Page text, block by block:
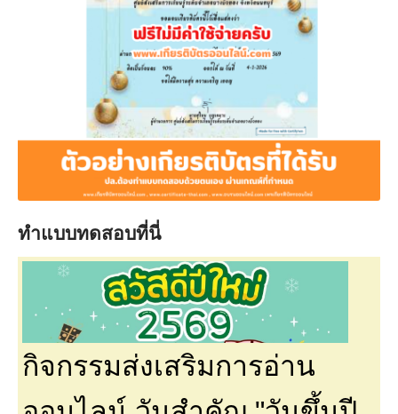
ทำแบบทดสอบที่นี่